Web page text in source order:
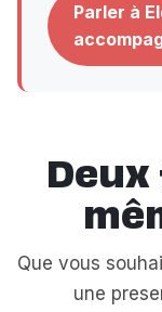
Parler à
Que vous
une